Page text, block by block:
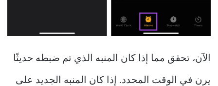
الآن، تحقق مما إذا كان المنبه الذي تم ضبطه حديثًا
يرن في الوقت المحدد. إذا كان المنبه الجديد على